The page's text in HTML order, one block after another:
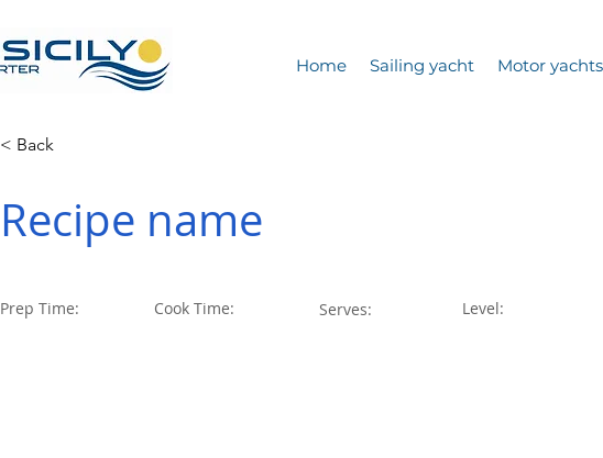
Home Sailing yacht Motor yachts
< Back
Recipe name
Prep Time: Cook Time: Serves: Level: